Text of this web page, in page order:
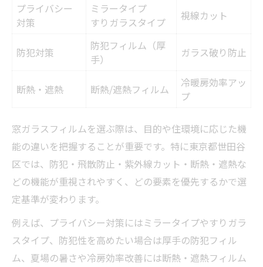
プライバシー
対策
ミラータイプ
すりガラスタイプ
視線カット
防犯対策
防犯フィルム（厚
手）
ガラス破り防止
断熱・遮熱 断熱/遮熱フィルム
冷暖房効率アッ
プ
窓ガラスフィルムを選ぶ際は、目的や住環境に応じた機
能の違いを把握することが重要です。特に東京都世田谷
区では、防犯・飛散防止・紫外線カット・断熱・遮熱な
どの機能が重視されやすく、どの要素を優先するかで選
定基準が変わります。
例えば、プライバシー対策にはミラータイプやすりガラ
スタイプ、防犯性を高めたい場合は厚手の防犯フィル
ム、夏場の暑さや冷房効率改善には断熱・遮熱フィルム